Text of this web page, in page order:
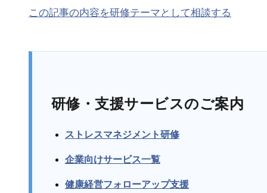
この記事の内容を研修テーマとして相談する
研修・支援サービスのご案内
ストレスマネジメント研修
企業向けサービス一覧
健康経営フォローアップ支援